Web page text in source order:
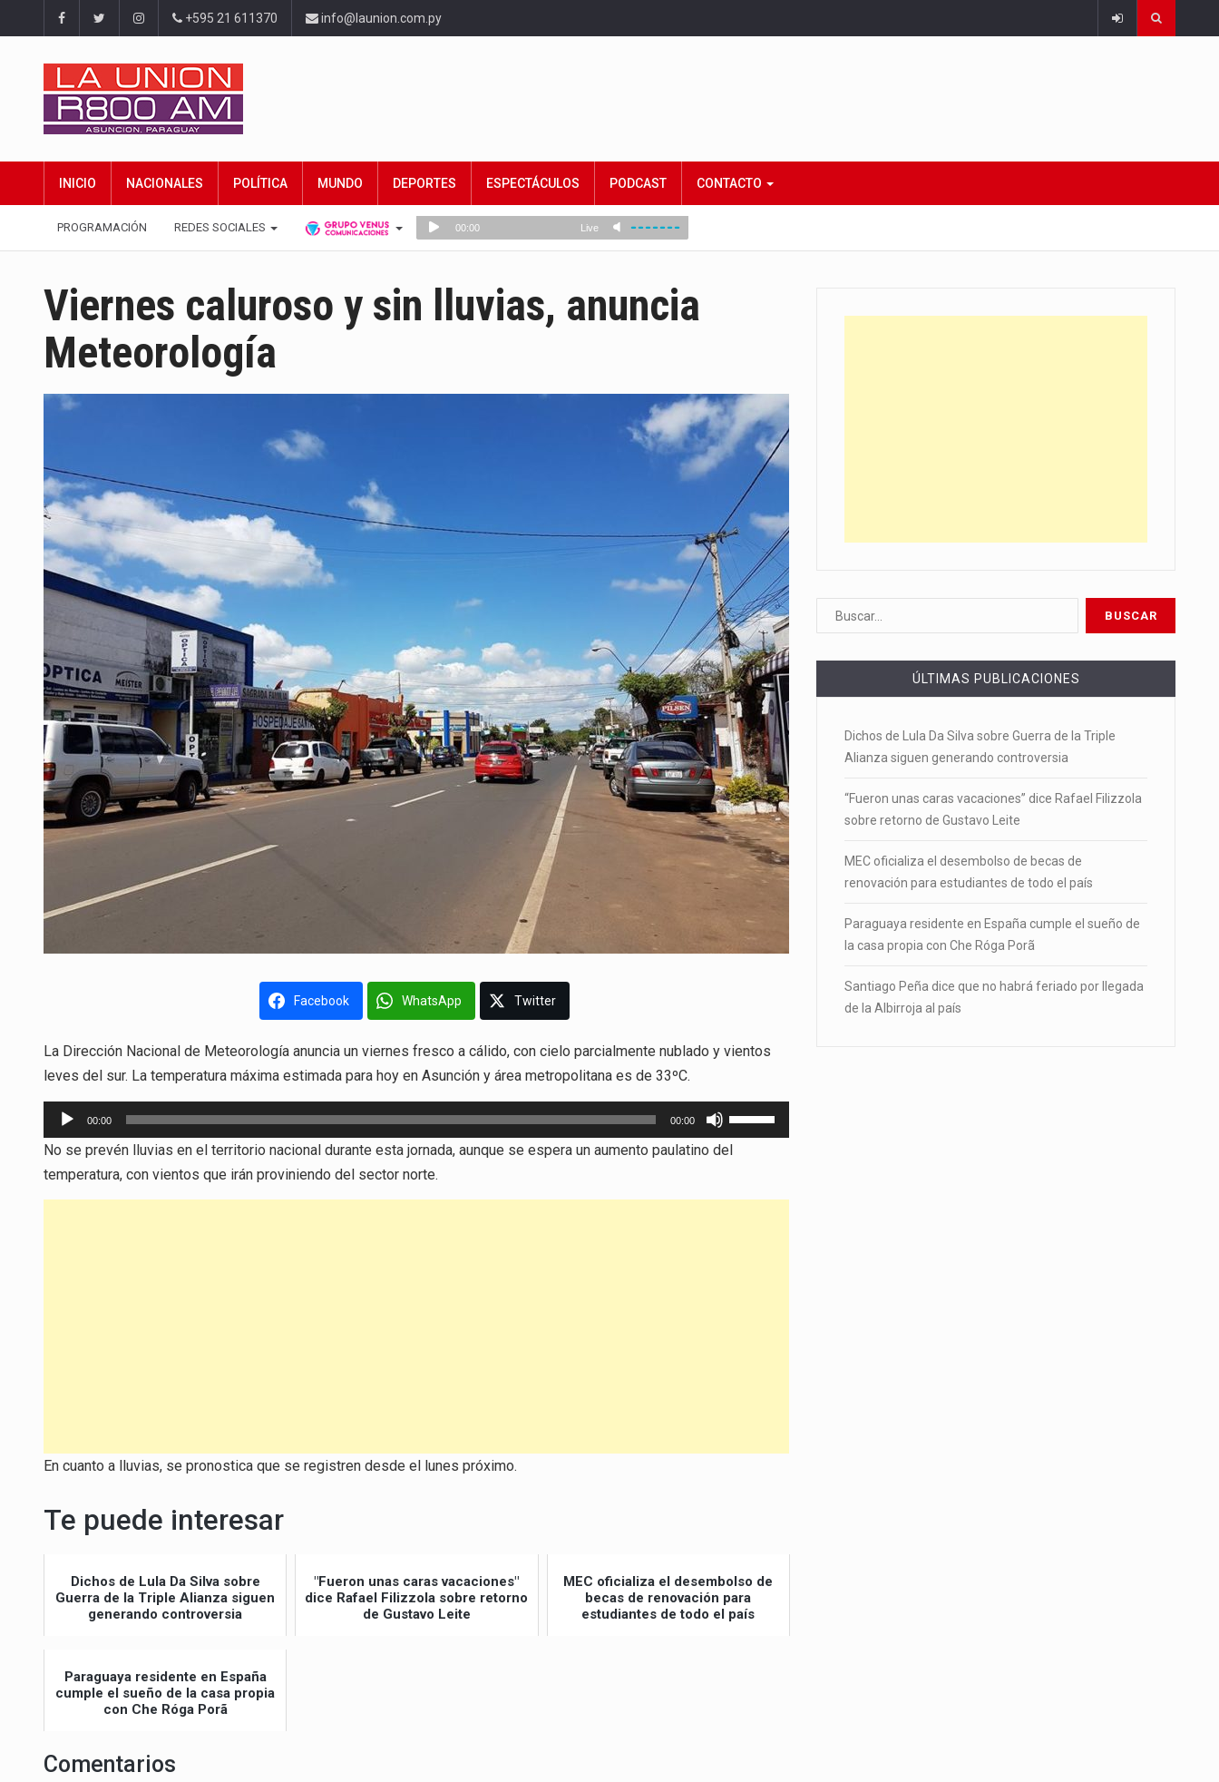
+595 21 611370 info@launion.com.py
INICIO NACIONALES POLÍTICA MUNDO DEPORTES ESPECTÁCULOS PODCAST CONTACTO
PROGRAMACIÓN REDES SOCIALES
Viernes caluroso y sin lluvias, anuncia
Meteorología
Facebook WhatsApp Twitter
La Dirección Nacional de Meteorología anuncia un viernes fresco a cálido, con cielo parcialmente nublado y vientos
leves del sur. La temperatura máxima estimada para hoy en Asunción y área metropolitana es de 33ºC.
Reproductor
de
audio
00:00 00:00
las
teclas
No se prevén lluvias en el territorio nacional durante esta jornada, aunque se espera un aumento paulatino del
temperatura, con vientos que irán proviniendo del sector norte.
En cuanto a lluvias, se pronostica que se registren desde el lunes próximo.
Te puede interesar
Dichos de Lula Da Silva sobre
Guerra de la Triple Alianza siguen
generando controversia
"Fueron unas caras vacaciones"
dice Rafael Filizzola sobre retorno
de Gustavo Leite
MEC oficializa el desembolso de
becas de renovación para
estudiantes de todo el país
Paraguaya residente en España
cumple el sueño de la casa propia
con Che Róga Porã
Comentarios
ÚLTIMAS PUBLICACIONES
Dichos de Lula Da Silva sobre Guerra de la Triple
Alianza siguen generando controversia
“Fueron unas caras vacaciones” dice Rafael Filizzola
sobre retorno de Gustavo Leite
MEC oficializa el desembolso de becas de
renovación para estudiantes de todo el país
Paraguaya residente en España cumple el sueño de
la casa propia con Che Róga Porã
Santiago Peña dice que no habrá feriado por llegada
de la Albirroja al país